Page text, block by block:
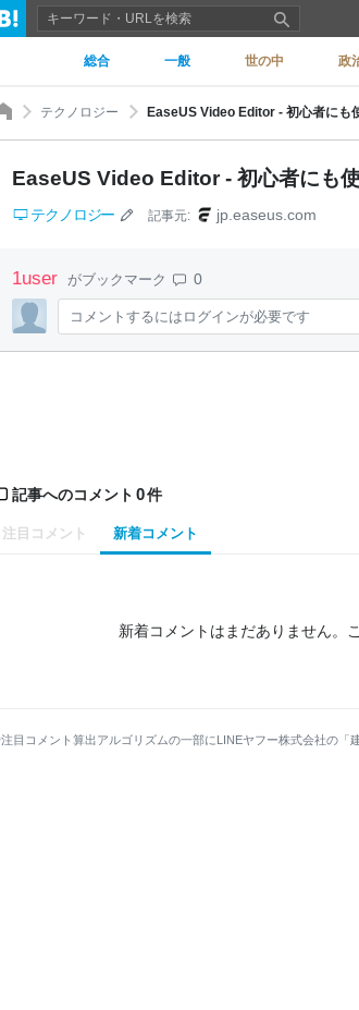
総合 一般 世の中 政
テクノロジー EaseUS Video Editor - 初心者にも
EaseUS Video Editor - 初心者にも
テクノロジー 記事元: jp.easeus.com
1user がブックマーク 0
コメントするにはログインが必要です
記事へのコメント 0件
注目コメント 新着コメント
新着コメントはまだありません。
注目コメント算出アルゴリズムの一部にLINEヤフー株式会社の「